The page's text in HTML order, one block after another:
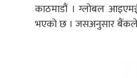
काठमाडौं । ग्लोबल
भएको छ । जसअनुसार बैंकले